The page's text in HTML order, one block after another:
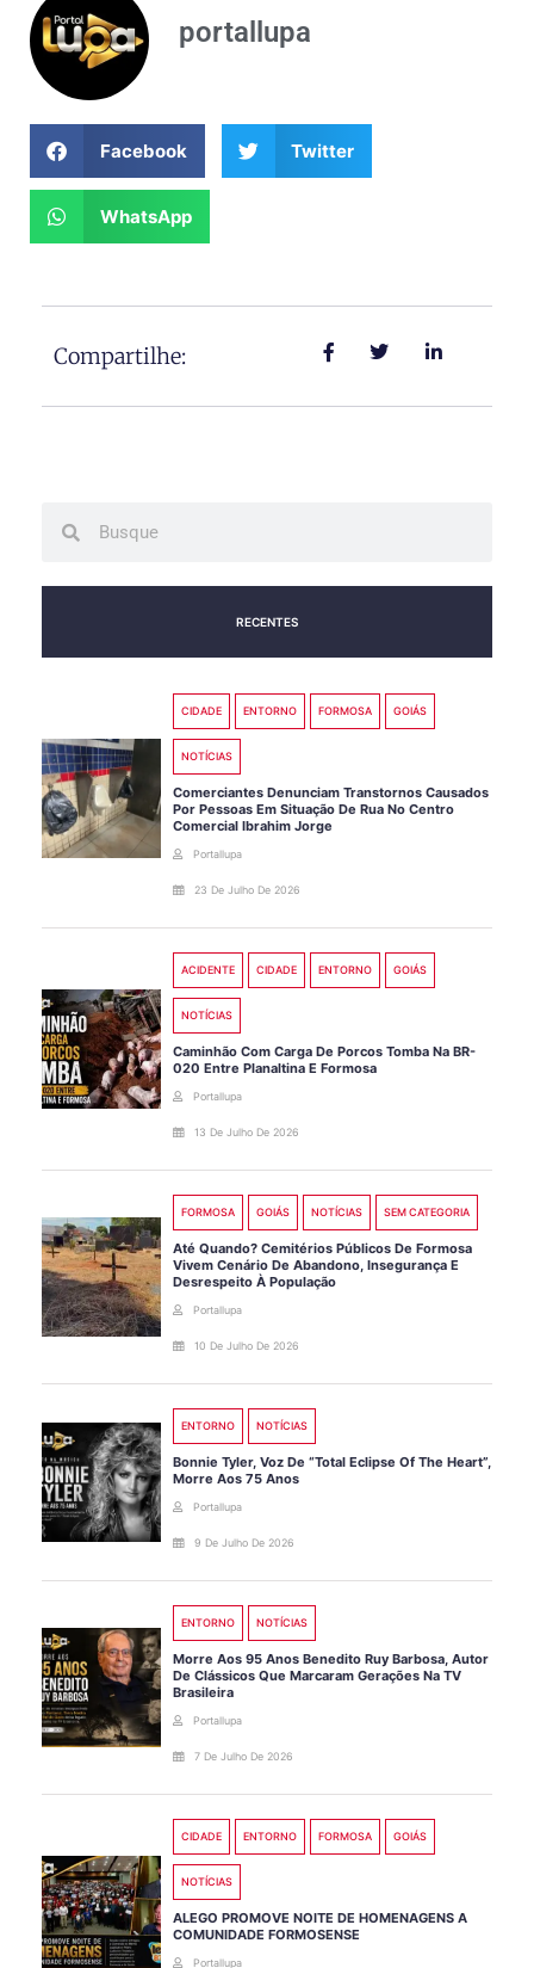
portallupa
Facebook Twitter
WhatsApp
Compartilhe:
RECENTES
CIDADE ENTORNO FORMOSA GOIÁS
NOTÍCIAS
Comerciantes Denunciam Transtornos Causados
Por Pessoas Em Situação De Rua No Centro
Comercial Ibrahim Jorge
Portallupa
23 De Julho De 2026
ACIDENTE CIDADE ENTORNO GOIÁS
NOTÍCIAS
Caminhão Com Carga De Porcos Tomba Na BR-
020 Entre Planaltina E Formosa
Portallupa
13 De Julho De 2026
FORMOSA GOIÁS NOTÍCIAS SEM CATEGORIA
Até Quando? Cemitérios Públicos De Formosa
Vivem Cenário De Abandono, Insegurança E
Desrespeito À População
Portallupa
10 De Julho De 2026
ENTORNO NOTÍCIAS
Bonnie Tyler, Voz De “Total Eclipse Of The Heart”,
Morre Aos 75 Anos
Portallupa
9 De Julho De 2026
ENTORNO NOTÍCIAS
Morre Aos 95 Anos Benedito Ruy Barbosa, Autor
De Clássicos Que Marcaram Gerações Na TV
Brasileira
Portallupa
7 De Julho De 2026
CIDADE ENTORNO FORMOSA GOIÁS
NOTÍCIAS
ALEGO PROMOVE NOITE DE HOMENAGENS A
COMUNIDADE FORMOSENSE
Portallupa